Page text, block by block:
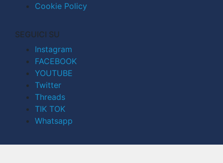
Cookie Policy
SEGUICI SU
Instagram
FACEBOOK
YOUTUBE
Twitter
Threads
TIK TOK
Whatsapp